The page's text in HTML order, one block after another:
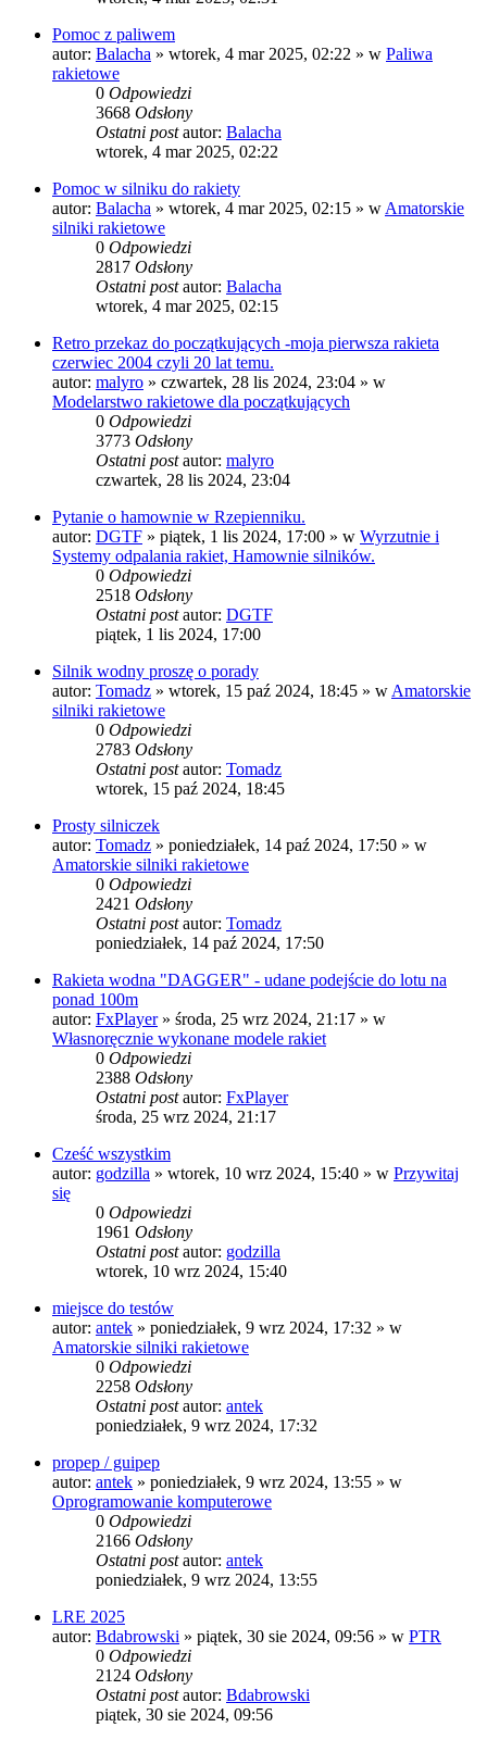
Pomoc z paliwem
autor: Balacha » wtorek, 4 mar 2025, 02:22 » w Paliwa
rakietowe
0 Odpowiedzi
3668 Odsłony
Ostatni postautor: Balacha
wtorek, 4 mar 2025, 02:22
Pomoc w silniku do rakiety
autor: Balacha » wtorek, 4 mar 2025, 02:15 » w Amatorskie
silniki rakietowe
0 Odpowiedzi
2817 Odsłony
Ostatni postautor: Balacha
wtorek, 4 mar 2025, 02:15
Retro przekaz do początkujących -moja pierwsza rakieta
czerwiec 2004 czyli 20 lat temu.
autor: malyro » czwartek, 28 lis 2024, 23:04 » w
Modelarstwo rakietowe dla początkujących
0 Odpowiedzi
3773 Odsłony
Ostatni postautor: malyro
czwartek, 28 lis 2024, 23:04
Pytanie o hamownie w Rzepienniku.
autor: DGTF » piątek, 1 lis 2024, 17:00 » w Wyrzutnie i
Systemy odpalania rakiet, Hamownie silników.
0 Odpowiedzi
2518 Odsłony
Ostatni postautor: DGTF
piątek, 1 lis 2024, 17:00
Silnik wodny proszę o porady
autor: Tomadz » wtorek, 15 paź 2024, 18:45 » w Amatorskie
silniki rakietowe
0 Odpowiedzi
2783 Odsłony
Ostatni postautor: Tomadz
wtorek, 15 paź 2024, 18:45
Prosty silniczek
autor: Tomadz » poniedziałek, 14 paź 2024, 17:50 » w
Amatorskie silniki rakietowe
0 Odpowiedzi
2421 Odsłony
Ostatni postautor: Tomadz
poniedziałek, 14 paź 2024, 17:50
Rakieta wodna "DAGGER" - udane podejście do lotu na
ponad 100m
autor: FxPlayer» środa, 25 wrz 2024, 21:17 » w
Własnoręcznie wykonane modele rakiet
0 Odpowiedzi
2388 Odsłony
Ostatni postautor: FxPlayer
środa, 25 wrz 2024, 21:17
Cześć wszystkim
autor: godzilla » wtorek, 10 wrz 2024, 15:40 » w Przywitaj
się
0 Odpowiedzi
1961 Odsłony
Ostatni postautor: godzilla
wtorek, 10 wrz 2024, 15:40
miejsce do testów
autor: antek » poniedziałek, 9 wrz 2024, 17:32 » w
Amatorskie silniki rakietowe
0 Odpowiedzi
2258 Odsłony
Ostatni postautor: antek
poniedziałek, 9 wrz 2024, 17:32
propep / guipep
autor: antek » poniedziałek, 9 wrz 2024, 13:55 » w
Oprogramowanie komputerowe
0 Odpowiedzi
2166 Odsłony
Ostatni postautor: antek
poniedziałek, 9 wrz 2024, 13:55
LRE 2025
autor: Bdabrowski » piątek, 30 sie 2024, 09:56 » w PTR
0 Odpowiedzi
2124 Odsłony
Ostatni postautor: Bdabrowski
piątek, 30 sie 2024, 09:56